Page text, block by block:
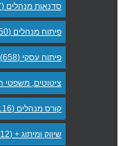
סדנאות מנהלים (97)
פיתוח מנהלים (150)
פיתוח עסקי (658)
ציטוטים, משפטי
קורס מנהלים (116)
שיווק ומיתוג + (112)